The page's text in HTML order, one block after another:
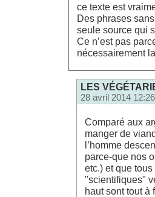
ce texte est
Des phrases
seule source qui
Ce n’est pas
nécessairement
LES
28 avril 2014
Comparé aux
manger de
l’homme
parce-que nos
etc.) et que
"scientifiques"
haut sont tout à